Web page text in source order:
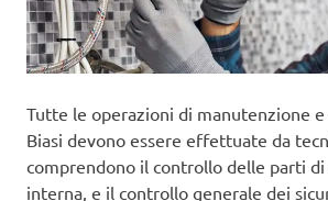
Tutte le operazioni di manutenzione e
Biasi devono essere effettuate da
comprendono il controllo delle parti
interna, e il controllo generale dei